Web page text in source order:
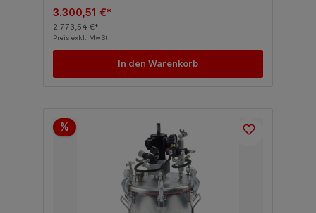
3.300,51 €*
2.773,54 €*
Preis exkl. MwSt.
In den Warenkorb
%